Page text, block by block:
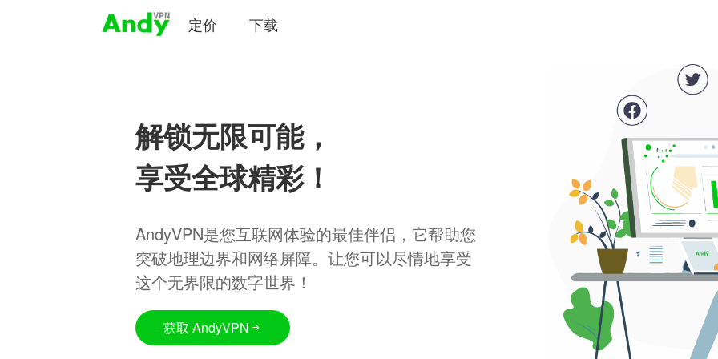
定价 下载
解锁无限可能，
享受全球精彩！
AndyVPN是您互联网体验的最佳伴侣，它帮助您
突破地理边界和网络屏障。让您可以尽情地享受
这个无界限的数字世界！
获取 AndyVPN